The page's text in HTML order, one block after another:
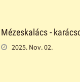
Mézeskalács -
2025. Nov. 02.